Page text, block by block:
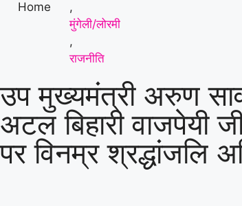
Home
,
मुंगेली/लोरमी
,
राजनीति
उप मुख्यमंत्री अरुण
अटल बिहारी वाजपेयी
पर विनम्र श्रद्धांजलि